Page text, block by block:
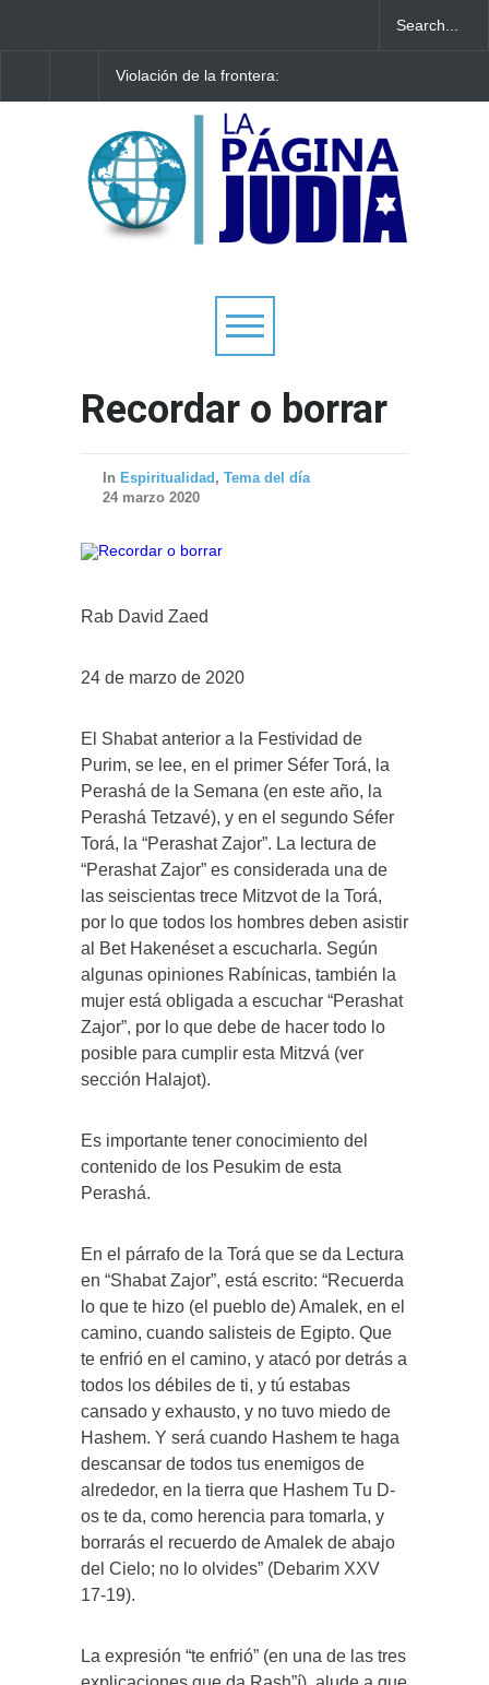
Violación de la frontera:
al Líbano
Sinagoga de Vilna
Recordar o borrar
In Espiritualidad , Tema del día
24 marzo 2020
Rab David Zaed
24 de marzo de 2020
El Shabat anterior a la Festividad de
Purim, se lee, en el primer Séfer Torá, la
Perashá de la Semana (en este año, la
Perashá Tetzavé), y en el segundo Séfer
Torá, la “Perashat Zajor”. La lectura de
“Perashat Zajor” es considerada una de
las seiscientas trece Mitzvot de la Torá,
por lo que todos los hombres deben asistir
al Bet Hakenéset a escucharla. Según
algunas opiniones Rabínicas, también la
mujer está obligada a escuchar “Perashat
Zajor”, por lo que debe de hacer todo lo
posible para cumplir esta Mitzvá (ver
sección Halajot).
Es importante tener conocimiento del
contenido de los Pesukim de esta
Perashá.
En el párrafo de la Torá que se da Lectura
en “Shabat Zajor”, está escrito: “Recuerda
lo que te hizo (el pueblo de) Amalek, en el
camino, cuando salisteis de Egipto. Que
te enfrió en el camino, y atacó por detrás a
todos los débiles de ti, y tú estabas
cansado y exhausto, y no tuvo miedo de
Hashem. Y será cuando Hashem te haga
descansar de todos tus enemigos de
alrededor, en la tierra que Hashem Tu D-
os te da, como herencia para tomarla, y
borrarás el recuerdo de Amalek de abajo
del Cielo; no lo olvides” (Debarim XXV
17-19).
La expresión “te enfrió” (en una de las tres